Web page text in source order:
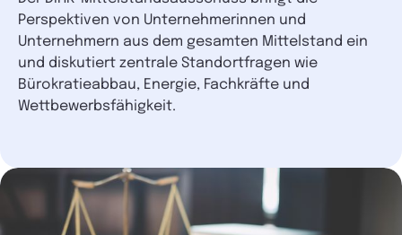
Perspektiven von Unternehmerinnen und
Unternehmern aus dem gesamten Mittelstand ein
und diskutiert zentrale Standortfragen wie
Bürokratieabbau, Energie, Fachkräfte und
Wettbewerbsfähigkeit.